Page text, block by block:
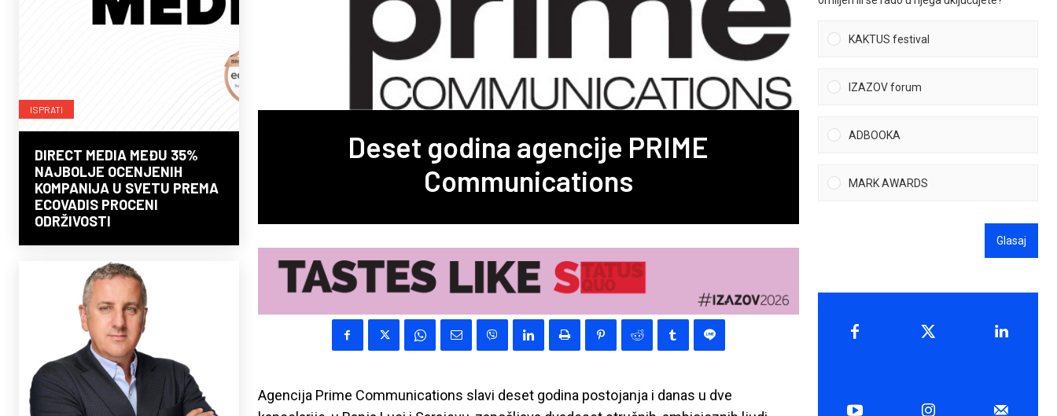
ISPRATI
DIRECT MEDIA MEĐU 35%
NAJBOLJE OCENJENIH
KOMPANIJA U SVETU PREMA
ECOVADIS PROCENI
ODRŽIVOSTI
Deset godina agencije PRIME
Communications
Agencija Prime Communications slavi deset godina postojanja i danas u dve
KAKTUS festival
IZAZOV forum
ADBOOKA
MARK AWARDS
Glasaj